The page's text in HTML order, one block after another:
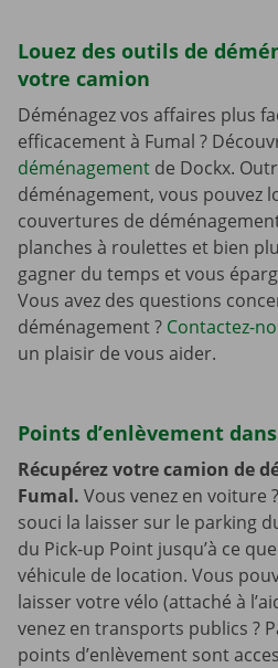
Louez des outils de
votre camion
Déménagez vos affaires plus
efficacement à Fumal ?
déménagement de Dockx.
déménagement, vous pouvez
couvertures de
planches à roulettes et bien
gagner du temps et vous
Vous avez des questions
déménagement ? Contactez-
un plaisir de vous aider.
Points d’enlèvement
Récupérez votre camion de
Fumal. Vous venez en voiture
souci la laisser sur le parking
du Pick-up Point jusqu’à ce
véhicule de location. Vous
laisser votre vélo (attaché à
venez en transports publics ?
points d’enlèvement sont